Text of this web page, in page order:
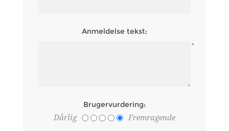
Anmeldelse tekst:
*
Brugervurdering:
Dårlig
Fremragende